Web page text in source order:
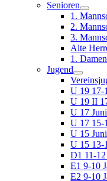
Senioren
1.
2.
3.
Alte
1.
Jugend
U 19 17-
U 19 II
U 17
U 17 15-
U 15
U 15 13-
D1 11-12
E1 9-10
E2 9-10